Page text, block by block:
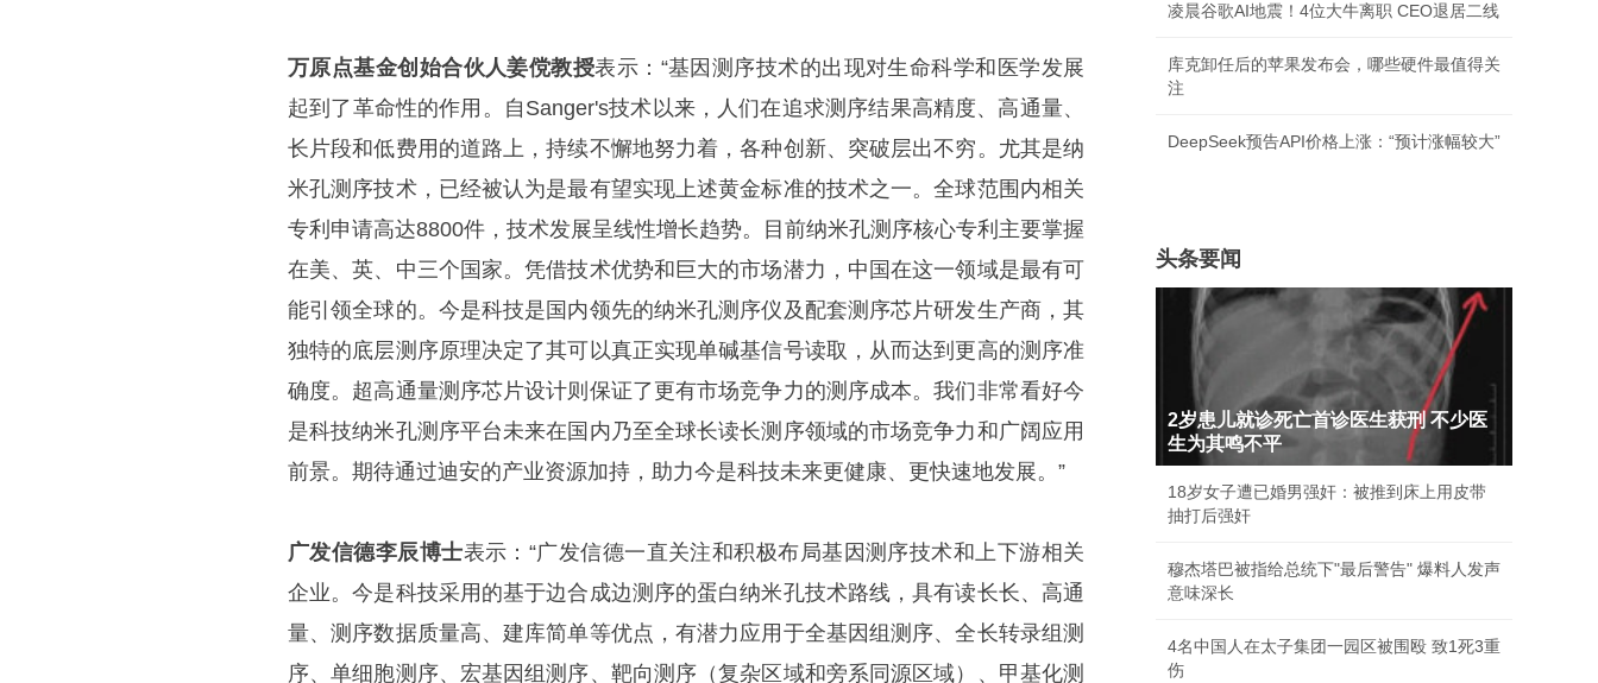
万原点基金创始合伙人姜傥教授表示：“基因测序技术的出现对生命科学和医学发展
起到了革命性的作用。自Sanger's技术以来，人们在追求测序结果高精度、高通量、
长片段和低费用的道路上，持续不懈地努力着，各种创新、突破层出不穷。尤其是纳
米孔测序技术，已经被认为是最有望实现上述黄金标准的技术之一。全球范围内相关
专利申请高达8800件，技术发展呈线性增长趋势。目前纳米孔测序核心专利主要掌握
在美、英、中三个国家。凭借技术优势和巨大的市场潜力，中国在这一领域是最有可
能引领全球的。今是科技是国内领先的纳米孔测序仪及配套测序芯片研发生产商，其
独特的底层测序原理决定了其可以真正实现单碱基信号读取，从而达到更高的测序准
确度。超高通量测序芯片设计则保证了更有市场竞争力的测序成本。我们非常看好今
是科技纳米孔测序平台未来在国内乃至全球长读长测序领域的市场竞争力和广阔应用
前景。期待通过迪安的产业资源加持，助力今是科技未来更健康、更快速地发展。”
广发信德李辰博士表示：“广发信德一直关注和积极布局基因测序技术和上下游相关
企业。今是科技采用的基于边合成边测序的蛋白纳米孔技术路线，具有读长长、高通
量、测序数据质量高、建库简单等优点，有潜力应用于全基因组测序、全长转录组测
序、单细胞测序、宏基因组测序、靶向测序（复杂区域和旁系同源区域）、甲基化测
凌晨谷歌AI地震！4位大牛离职 CEO退居二线
库克卸任后的苹果发布会，哪些硬件最值得关
注
DeepSeek预告API价格上涨：“预计涨幅较大”
头条要闻
2岁患儿就诊死亡首诊医生获刑 不少医
生为其鸣不平
18岁女子遭已婚男强奸：被推到床上用皮带
抽打后强奸
穆杰塔巴被指给总统下"最后警告" 爆料人发声
意味深长
4名中国人在太子集团一园区被围殴 致1死3重
伤